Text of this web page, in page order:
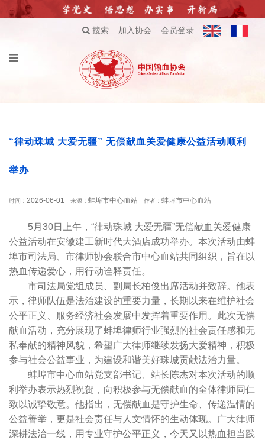
搜索 加入协会 会员登录
“律动珠城 大爱无疆” 无偿献血关爱健康公益活动顺利
举办
时间： 2026-06-01 来源： 蚌埠市中心血站 作者： 蚌埠市中心血站
5月30日上午，“律动珠城 大爱无疆”无偿献血关爱健康
公益活动在安徽建工新时代大酒店成功举办。本次活动由蚌
埠市司法局、市律师协会联合市中心血站共同组织，旨在以
热血传递爱心，用行动诠释责任。
市司法局党组成员、副局长柏俊出席活动并致辞。他表
示，律师队伍是法治建设的重要力量，长期以来在维护社会
公平正义、服务经济社会发展中发挥着重要作用。此次无偿
献血活动，充分展现了蚌埠律师行业强烈的社会责任感和无
私奉献的精神风貌，希望广大律师继续发扬大爱精神，积极
参与社会公益事业，为建设和谐美好珠城贡献法治力量。
蚌埠市中心血站党支部书记、站长陈杰对本次活动的顺
利举办表示热烈祝贺，向积极参与无偿献血的全体律师同仁
致以诚挚敬意。他指出，无偿献血是守护生命、传递温情的
公益善举，更是社会责任与人文情怀的生动体现。广大律师
深耕法治一线，用专业守护公平正义，今天又以热血担当践